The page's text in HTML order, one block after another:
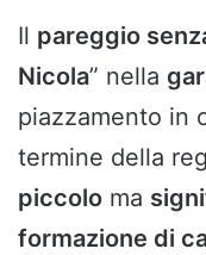
Il pareggio
Nicola” nella
piazzamento in
termine della
piccolo ma
formazione di